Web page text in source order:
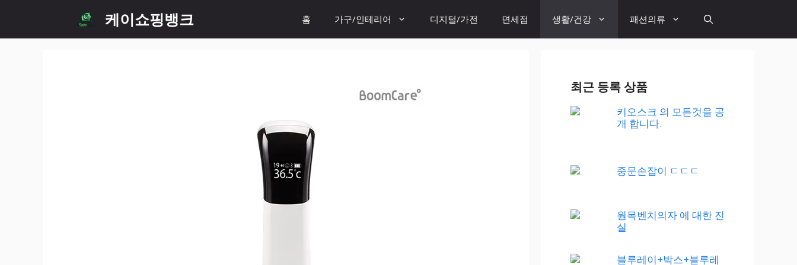
content
케이쇼핑뱅크 홈 가구/인테리어 디지털/가전 면세점 생활/건강 패션의류
최근 등록 상품
키오스크 의 모든것을 공
개 합니다.
중문손잡이 ㄷㄷㄷ
원목벤치의자 에 대한 진
실
블루레이+박스+블루레